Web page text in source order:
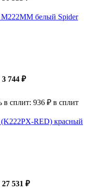
M222MM белый Spider
3 744 ₽
в сплит: 936 ₽ в сплит
(K222PX-RED) красный
27 531 ₽